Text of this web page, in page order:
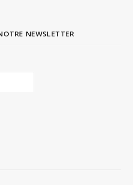
NEWSLETTER